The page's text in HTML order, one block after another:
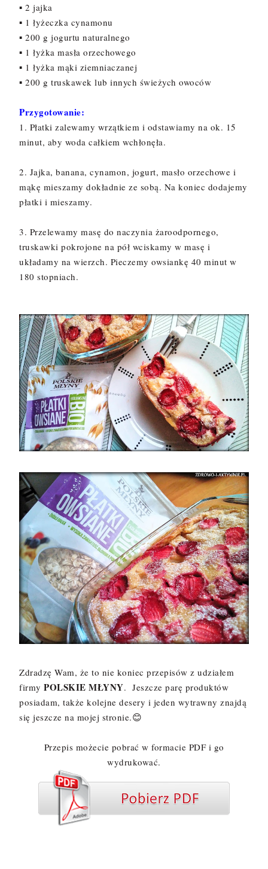
▪ 2 jajka
▪ 1 łyżeczka cynamonu
▪ 200 g jogurtu naturalnego
▪ 1 łyżka masła orzechowego
▪ 1 łyżka mąki ziemniaczanej
▪ 200 g truskawek lub innych świeżych owoców
Przygotowanie:
1. Płatki zalewamy wrzątkiem i odstawiamy na ok. 15
minut, aby woda całkiem wchłonęła.
2. Jajka, banana, cynamon, jogurt, masło orzechowe i
mąkę mieszamy dokładnie ze sobą. Na koniec dodajemy
płatki i mieszamy.
3. Przelewamy masę do naczynia żaroodpornego,
truskawki pokrojone na pół wciskamy w masę i
układamy na wierzch. Pieczemy owsiankę 40 minut w
180 stopniach.
Zdradzę Wam, że to nie koniec przepisów z udziałem
firmyPOLSKIE MŁYNY. Jeszcze parę produktów
posiadam, także kolejne desery i jeden wytrawny znajdą
się jeszcze na mojej stronie.😊
Przepis możecie pobrać w formacie PDF i go
wydrukować.